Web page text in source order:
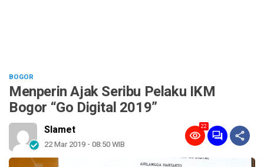
BOGOR
Menperin Ajak Seribu Pelaku IKM
Bogor “Go Digital 2019”
Slamet
22 Mar 2019 - 08:50 WIB
22